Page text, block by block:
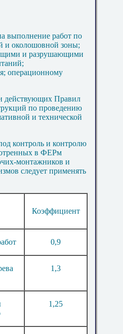
выполнение работ по
и околошовной зоны;
и разрушающими
операционному
действующих Правил
по проведению
и технической
контроль и контролю
в ФЕРм
монтажников и
следует применять
Коэффициент
0,9
ва
1 ,3
1 ,25